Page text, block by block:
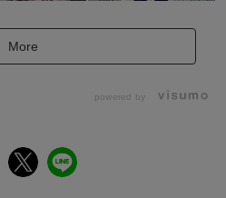
More
powered by